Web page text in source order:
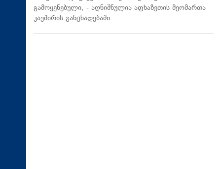
გამოყენებული, - აღნიშნულია აფხაზეთის მეომართა
კავშირის განცხადებაში.